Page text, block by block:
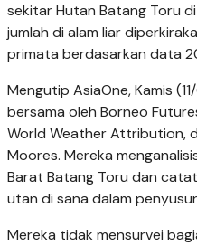
sekitar Hutan Batang Toru
jumlah di alam liar
primata berdasarkan data
Mengutip AsiaOne, Kamis
bersama oleh Borneo
World Weather Attribution,
Moores. Mereka
Barat Batang Toru dan
utan di sana dalam
Mereka tidak mensurvei